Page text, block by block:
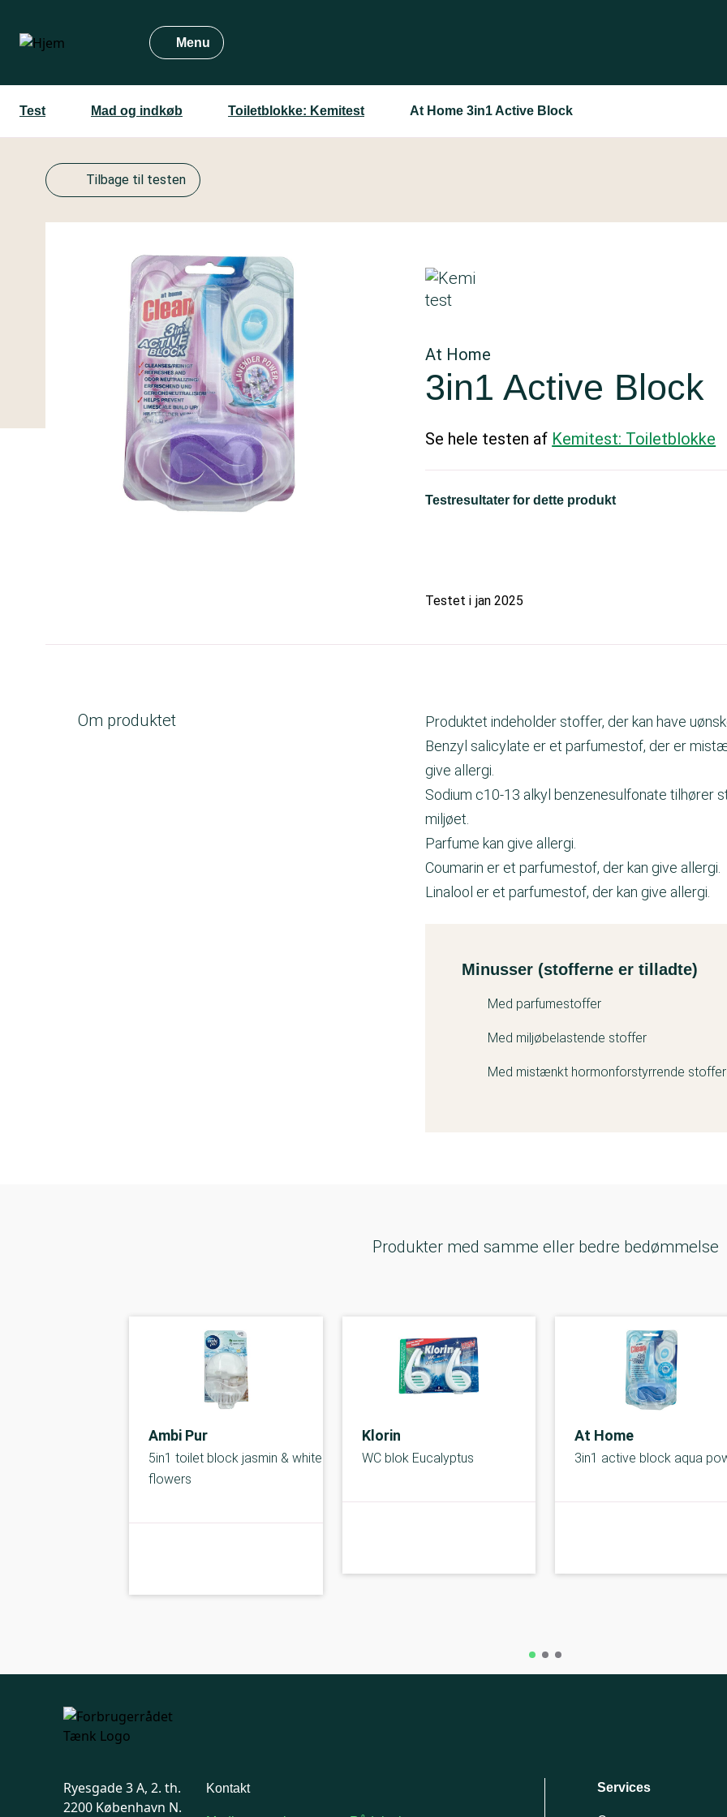
hovedindhold
Menu
Test Mad og indkøb Toiletblokke: Kemitest At Home 3in1 Active Block
Tilbage til testen
At Home
3in1 Active Block
Se hele testen af Kemitest: Toiletblokke
Testresultater for dette produkt
Testet i jan 2025
Om produktet
Produktet indeholder stoffer, der kan have
Benzyl salicylate er et parfumestof, der er
give allergi.
Sodium c10-13 alkyl benzenesulfonate tilhører
miljøet.
Parfume kan give allergi.
Coumarin er et parfumestof, der kan give allergi.
Linalool er et parfumestof, der kan give allergi.
Kemitest
Minusser (stofferne er tilladte)
Med parfumestoffer
Med miljøbelastende stoffer
Med mistænkt hormonforstyrrende stoffer
Produkter med samme eller bedre bedømmelse
Ambi Pur
5in1 toilet block jasmin & white
flowers
Klorin
WC blok Eucalyptus
At Home
3in1 active block aqua
Ryesgade 3 A, 2. th.
2200 København N.
Kontakt Services